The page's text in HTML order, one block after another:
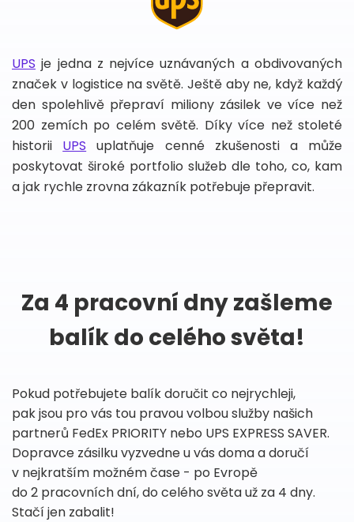
UPS je jedna z nejvíce uznávaných a obdivovaných
značek v logistice na světě. Ještě aby ne, když každý
den spolehlivě přepraví miliony zásilek ve více než
200 zemích po celém světě. Díky více než stoleté
historii UPS uplatňuje cenné zkušenosti a může
poskytovat široké portfolio služeb dle toho, co, kam
a jak rychle zrovna zákazník potřebuje přepravit.
Za 4 pracovní dny zašleme
balík do celého světa!
Pokud potřebujete balík doručit co nejrychleji,
pak jsou pro vás tou pravou volbou služby našich
partnerů FedEx PRIORITY nebo UPS EXPRESS SAVER.
Dopravce zásilku vyzvedne u vás doma a doručí
v nejkratším možném čase - po Evropě
do 2 pracovních dní, do celého světa už za 4 dny.
Stačí jen zabalit!